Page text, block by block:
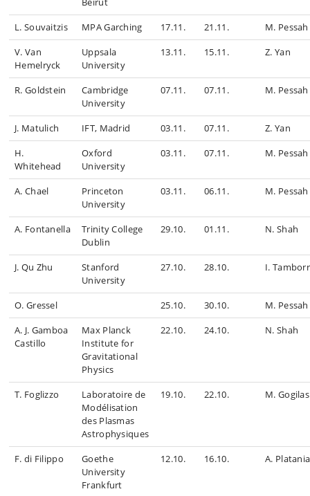
L. Souvaitzis
MPA Garching 17.11. 21.11.
M. Pessah
V. Van
Hemelryck
Uppsala
University
13.11. 15.11. Z. Yan
R. Goldstein
Cambridge
University
07.11. 07.11. M. Pessah
J. Matulich IFT, Madrid 03.11. 07.11.
Z. Yan
H.
Whitehead
Oxford
University
03.11. 07.11. M. Pessah
A. Chael
Princeton
University
03.11. 06.11. M. Pessah
A. Fontanella
Trinity College
Dublin
29.10. 01.11. N. Shah
J. Qu Zhu
Stanford
University
27.10. 28.10. I.
O. Gressel 25.10. 30.10.
M. Pessah
A. J. Gamboa
Castillo
Max Planck
Institute for
Gravitational
Physics
22.10. 24.10. N. Shah
T. Foglizzo
Laboratoire de
Modélisation
des Plasmas
Astrophysiques
19.10. 22.10. M.
F. di Filippo
Goethe
University
Frankfurt
12.10. 16.10. A. Platania